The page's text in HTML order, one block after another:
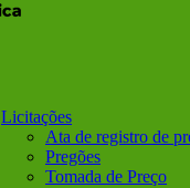
Licitações
Ata de registro de
Pregões
Tomada de Preço